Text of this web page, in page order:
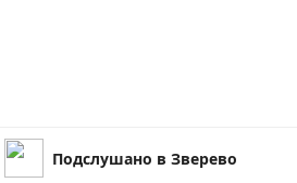
Подслушано в Зверево